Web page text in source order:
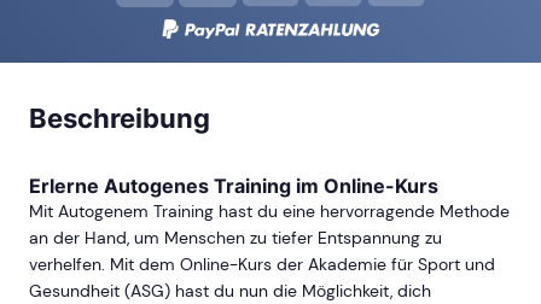
Beschreibung
Erlerne Autogenes Training im Online-Kurs
Mit Autogenem Training hast du eine hervorragende Methode
an der Hand, um Menschen zu tiefer Entspannung zu
verhelfen. Mit dem Online-Kurs der Akademie für Sport und
Gesundheit (ASG) hast du nun die Möglichkeit, dich